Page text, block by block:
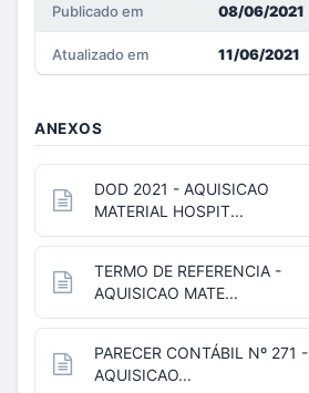
Publicado em 08/06/2021
Atualizado em 11/06/2021
ANEXOS
DOD 2021 - AQUISICAO
MATERIAL HOSPIT...
TERMO DE REFERENCIA -
AQUISICAO MATE...
PARECER CONTÁBIL Nº 271 -
AQUISICAO...